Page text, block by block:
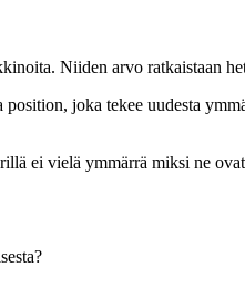
Niiden arvo ratkaistaan
joka tekee uudesta
ei vielä ymmärrä miksi ne